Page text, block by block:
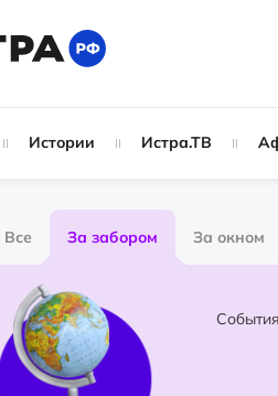
Истории Истра.ТВ
Все За забором За окном
Лайфхаки
Народные новости